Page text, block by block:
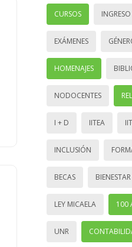
CURSOS INGRESO
EXÁMENES
HOMENAJES
NODOCENTES
I + D IITEA
INCLUSIÓN
BECAS
LEY MICAELA 100
UNR